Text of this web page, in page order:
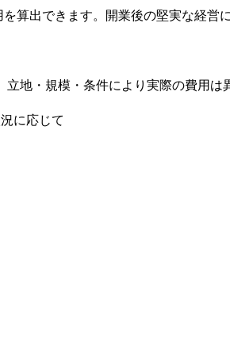
算出できます。開業後の堅実な経営
地・規模・条件により実際の費用は
に応じて